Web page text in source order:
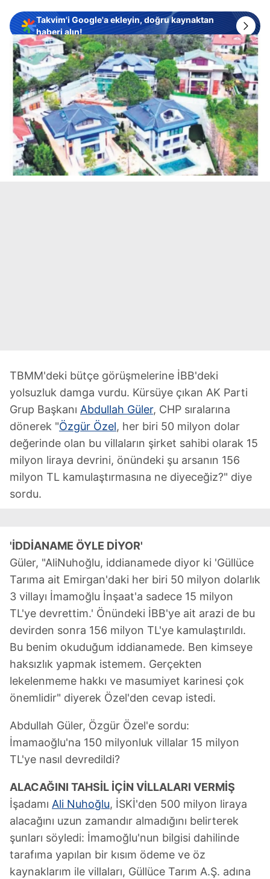
Takvim'i Google'a ekleyin, doğru kaynaktan
haberi alın!
TBMM'deki bütçe görüşmelerine İBB'deki
yolsuzluk damga vurdu. Kürsüye çıkan AK Parti
Grup Başkanı Abdullah Güler, CHP sıralarına
dönerek "Özgür Özel, her biri 50 milyon dolar
değerinde olan bu villaların şirket sahibi olarak 15
milyon liraya devrini, önündeki şu arsanın 156
milyon TL kamulaştırmasına ne diyeceğiz?" diye
sordu.
'İDDİANAME ÖYLE DİYOR'
Güler, "AliNuhoğlu, iddianamede diyor ki 'Güllüce
Tarıma ait Emirgan'daki her biri 50 milyon dolarlık
3 villayı İmamoğlu İnşaat'a sadece 15 milyon
TL'ye devrettim.' Önündeki İBB'ye ait arazi de bu
devirden sonra 156 milyon TL'ye kamulaştırıldı.
Bu benim okuduğum iddianamede. Ben kimseye
haksızlık yapmak istemem. Gerçekten
lekelenmeme hakkı ve masumiyet karinesi çok
önemlidir" diyerek Özel'den cevap istedi.
Abdullah Güler, Özgür Özel'e sordu:
İmamaoğlu'na 150 milyonluk villalar 15 milyon
TL'ye nasıl devredildi?
ALACAĞINI TAHSİL İÇİN VİLLALARI VERMİŞ
İşadamı Ali Nuhoğlu, İSKİ'den 500 milyon liraya
alacağını uzun zamandır almadığını belirterek
şunları söyledi: İmamoğlu'nun bilgisi dahilinde
tarafıma yapılan bir kısım ödeme ve öz
kaynaklarım ile villaları, Güllüce Tarım A.Ş. adına